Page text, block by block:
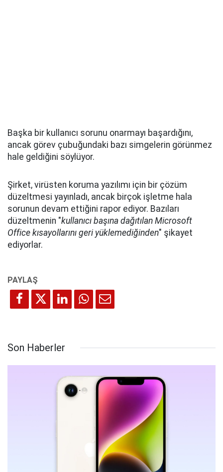
Başka bir kullanıcı sorunu onarmayı başardığını,
ancak görev çubuğundaki bazı simgelerin görünmez
hale geldiğini söylüyor.
Şirket, virüsten koruma yazılımı için bir çözüm
düzeltmesi yayınladı, ancak birçok işletme hala
sorunun devam ettiğini rapor ediyor. Bazıları
düzeltmenin "kullanıcı başına dağıtılan Microsoft
Office kısayollarını geri yüklemediğinden" şikayet
ediyorlar.
Son Haberler